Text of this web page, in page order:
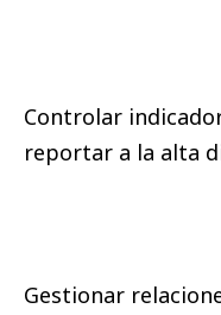
Controlar
reportar a la alta
Gestionar